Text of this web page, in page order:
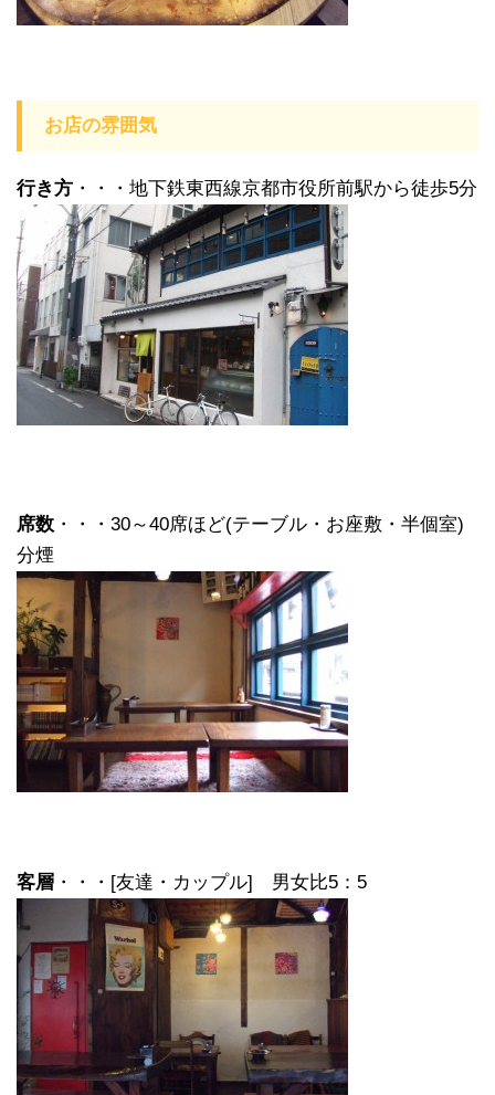
お店の雰囲気
行き方 ・・・地下鉄東西線京都市役所前駅から徒歩5分
席数 ・・・30～40席ほど(テーブル・お座敷・半個室)
分煙
客層 ・・・[友達・カップル] 男女比5：5